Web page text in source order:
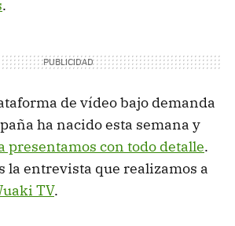
.
de vídeo bajo demanda
ha nacido esta semana y
presentamos con todo detalle.
la entrevista que realizamos a
TV.